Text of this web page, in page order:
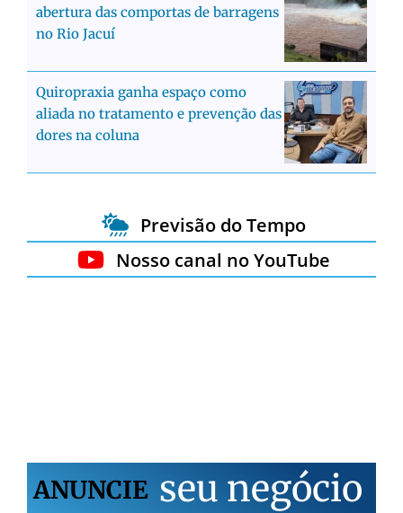
abertura das comportas de barragens
no Rio Jacuí
Quiropraxia ganha espaço como
aliada no tratamento e prevenção das
dores na coluna
Previsão do Tempo
Nosso canal no YouTube
ANUNCIE seu negócio